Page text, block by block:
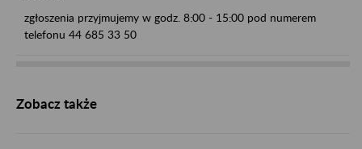
zgłoszenia przyjmujemy w godz. 8:00 - 15:00 pod numerem
telefonu 44 685 33 50
Zobacz także